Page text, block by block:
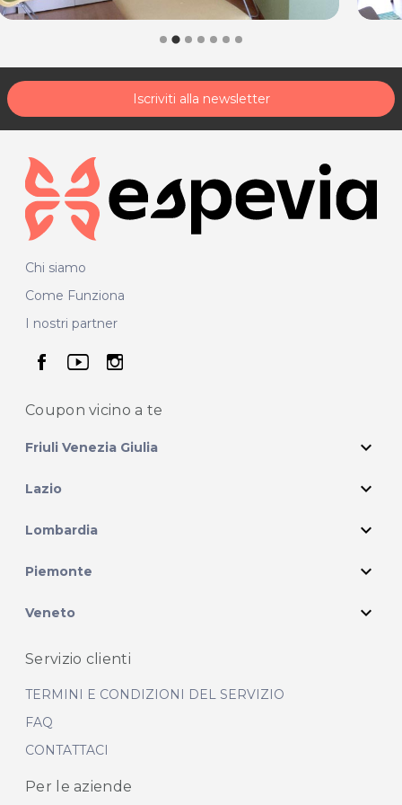
acquisto scrivi aposta@espevia.it.
Iscriviti alla newsletter
Chi siamo
Come Funziona
I nostri partner
seguici su facebook
seguici su youtube
seguici su instagram
Coupon vicino a te
Friuli Venezia Giulia expand_more
Lazio expand_more
Lombardia expand_more
Piemonte expand_more
Veneto expand_more
Servizio clienti
TERMINI E CONDIZIONI DEL SERVIZIO
FAQ
CONTATTACI
Per le aziende